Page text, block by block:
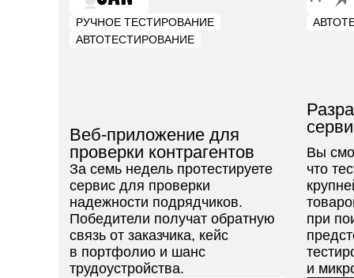
РУЧНОЕ ТЕСТИРОВАНИЕ
АВТОТЕСТИРОВАНИЕ
Веб-приложение для
проверки контрагентов
За семь недель протестируете
сервис для проверки
надежности подрядчиков.
Победители получат обратную
связь от заказчика, кейс
в портфолио и шанс
трудоустройства.
Вы
что
при
и